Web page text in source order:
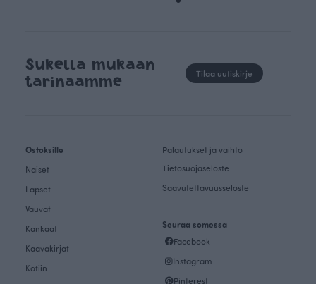
Sukella mukaan
tarinaamme
Tilaa uutiskirje
Ostoksille
Naiset
Lapset
Vauvat
Kankaat
Kaavakirjat
Kotiin
Palautukset ja vaihto
Tietosuojaseloste
Saavutettavuusseloste
Seuraa somessa
Facebook
Instagram
Pinterest